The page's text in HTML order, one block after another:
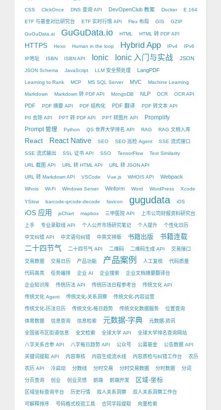
CSS ClickOnce DNS 查询 API DevOpenClub 教案 Docker E.164
ETF 与基金对比研究台 ETF 实时行情 API Flex 布局 GIS GZIP
GuGuData.ai GuGuData.io HTML HTML 转 PDF API
HTTPS Hexo Human in the loop Hybrid App IPv4 IPv6
IP地址 ISBN ISBN API Ionic Ionic 入门与实战 JSON
JSON Schema JavaScript LLM 安全预处理 LangPDF
Learning to Rank MCP MS SQL Server MVC Machine Learning
Markdown Markdown 转 PDF API MongoDB NLP OCR OCR API
PDF PDF 摘要 API PDF 结构化 PDF 翻译 PDF 转文本 API
PII 去除 API PPT 转 PDF API PPT 转图片 API
Promplify
Prompt 管理
Python QS 世界大学排名 API RAG RAG 文档入库
React React Native SEO SEO 巡检 Agent SSE 流式接口
SSE 流式输出 SSL 证书 API SSO TensorFlow Text Similarity
URL 截图 API URL 转 HTML API URL 转 JSON API
URL 转 Markdown API VSCode Vue.js WHOIS API Webpack
Whois Wi-Fi Windows Server Winform Word WordPress Xcode
YSlow barcode-qrcode-decode favicon gugudata iOS
iOS 应用 jsChart mapbox 三甲医院 API 上市公司财报资料研究台
上手 专业录取线 API 个人公开市场研究笔记 个人提升 个性化日历
中文纠错 API 中文语句纠错 中英文排版 书籍出版 书籍连载
二十四节气 二十四节气 API 二维码 二维码生成 API 交易接口
交易数据 交易日历 产品功能 产品案例 人工复核 代码质量
代码高亮 任务编排 企业 AI 企业搜索 企业文档摘要翻译台
企业知识库 传统历法 API 传统历法日程参考台 传统文化 API
传统文化 Agent 传统文化-关系洞察 传统文化-内容运营
传统文化-历法日历 传统文化-每日趋势 传统文化数据服务 位置查询
体育数据 信息查询 信息检索 元数据-字典 元数据-资讯
全国省市区街道信息 全文检索 全球大学 API 全球大学排名查询网站
八字关系合参 API 八字每日趋势 API 公众号 公募基金 公告数据 API
关键词提取 API 内容审核 内容生成流水线 内容质检与纠错工作台 农历
农历 API 冷启动 分数线 分时交易 分时交易数据 分时数据 分词
分页查询 创业 创业灵感 前端 前端开发 区域-坐标
区域坐标查询平台 历史行情 双人关系洞察 双人关系洞察工作台
可解释排序 号码格式校验工具 合同字段提取 向量检索